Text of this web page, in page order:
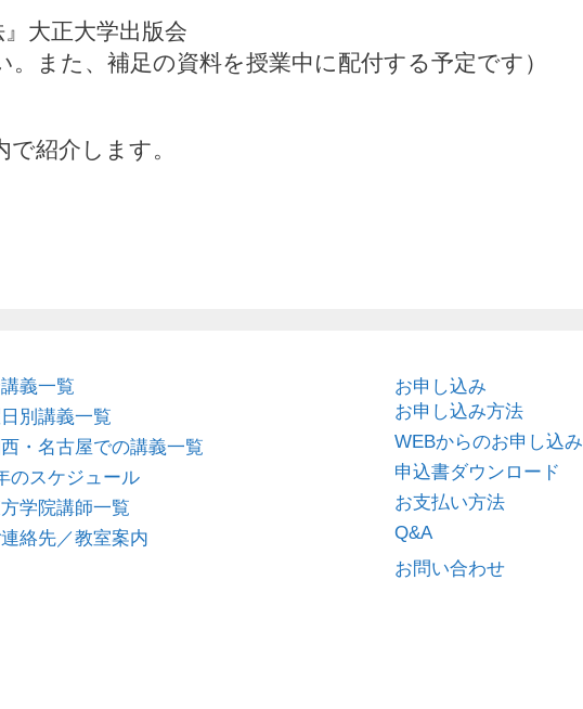
大正大学出版会
また、補足の資料を授業中に配付する予定です）
紹介します。
義一覧
別講義一覧
・名古屋での講義一覧
のスケジュール
学院講師一覧
絡先／教室案内
お申し込み
お申し込み方法
WEBからのお申し込み
申込書ダウンロード
お支払い方法
Q&A
お問い合わせ